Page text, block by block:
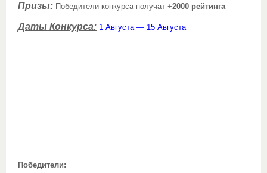
Призы: Победители конкурса получат +2000 рейтинга
Даты Конкурса: 1 Августа — 15 Августа
Победители: